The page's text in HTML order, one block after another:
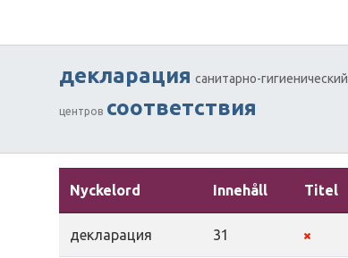
декларация cанитарно-гигиенический
центров соответствия
Nyckelord Innehåll Titel
декларация 31